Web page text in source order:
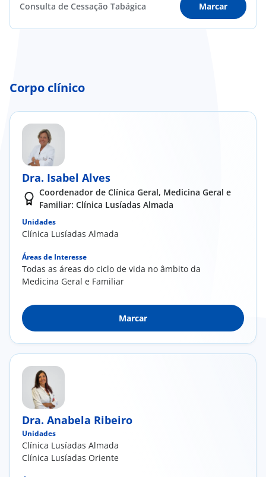
Consulta de Cessação Tabágica Marcar
Corpo clínico
Dra. Isabel Alves
Coordenador de Clínica Geral, Medicina Geral e
Familiar: Clínica Lusíadas Almada
Unidades
Clínica Lusíadas Almada
Áreas de Interesse
Todas as áreas do ciclo de vida no âmbito da
Medicina Geral e Familiar
Marcar
Dra. Anabela Ribeiro
Unidades
Clínica Lusíadas Almada
Clínica Lusíadas Oriente